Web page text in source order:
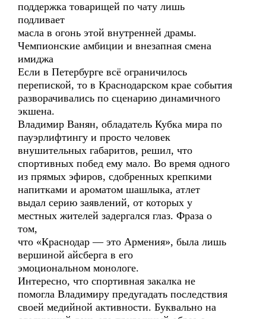
поддержка товарищей по чату лишь
подливает
масла в огонь этой внутренней драмы.
Чемпионские амбиции и внезапная смена
имиджа
Если в Петербурге всё ограничилось
перепиской, то в Краснодарском крае события
разворачивались по сценарию динамичного
экшена.
Владимир Ванян, обладатель Кубка мира по
пауэрлифтингу и просто человек
внушительных габаритов, решил, что
спортивных побед ему мало. Во время одного
из прямых эфиров, сдобренных крепкими
напитками и ароматом шашлыка, атлет
выдал серию заявлений, от которых у
местных жителей задергался глаз. Фраза о
том,
что «Краснодар — это Армения», была лишь
вершиной айсберга в его
эмоциональном монологе.
Интересно, что спортивная закалка не
помогла Владимиру предугадать последствия
своей медийной активности. Буквально на